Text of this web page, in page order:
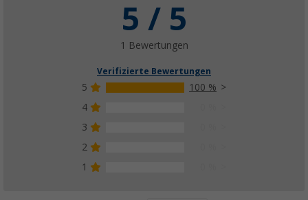
5 / 5
1 Bewertungen
Verifizierte Bewertungen
5
100 %
4
3
2
1